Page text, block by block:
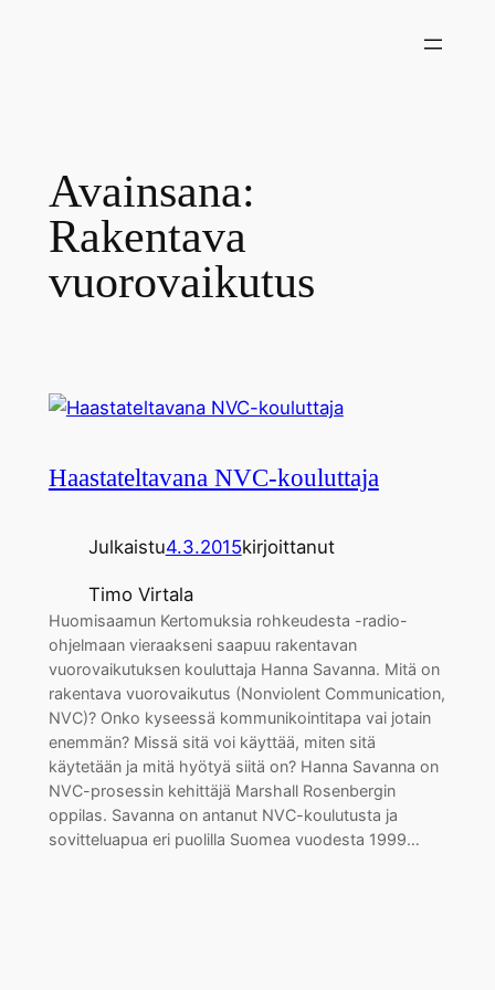
Avainsana:
Rakentava
vuorovaikutus
Haastateltavana NVC-kouluttaja
Julkaistu4.3.2015kirjoittanut
Timo Virtala
Huomisaamun Kertomuksia rohkeudesta -radio-
ohjelmaan vieraakseni saapuu rakentavan
vuorovaikutuksen kouluttaja Hanna Savanna. Mitä on
rakentava vuorovaikutus (Nonviolent Communication,
NVC)? Onko kyseessä kommunikointitapa vai jotain
enemmän? Missä sitä voi käyttää, miten sitä
käytetään ja mitä hyötyä siitä on? Hanna Savanna on
NVC-prosessin kehittäjä Marshall Rosenbergin
oppilas. Savanna on antanut NVC-koulutusta ja
sovitteluapua eri puolilla Suomea vuodesta 1999…